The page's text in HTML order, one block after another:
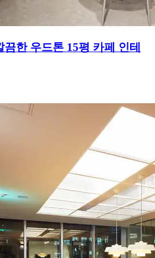
한 우드톤 15평 카페 인테